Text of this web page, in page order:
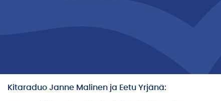
Kitaraduo Janne Malinen ja Eetu Yrjänä: